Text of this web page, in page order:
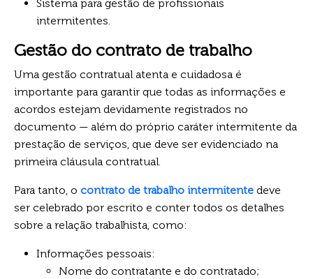
Sistema para gestão de profissionais
intermitentes.
Gestão do contrato de trabalho
Uma gestão contratual atenta e cuidadosa é
importante para garantir que todas as informações e
acordos estejam devidamente registrados no
documento — além do próprio caráter intermitente da
prestação de serviços, que deve ser evidenciado na
primeira cláusula contratual.
Para tanto, o contrato de trabalho intermitente deve
ser celebrado por escrito e conter todos os detalhes
sobre a relação trabalhista, como:
Informações pessoais:
Nome do contratante e do contratado;